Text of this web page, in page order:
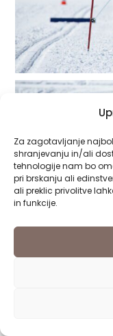
Za zagotavljanje
shranjevanju in/ali
tehnologije nam bo
pri brskanju ali
ali preklic privolitve
in funkcije.